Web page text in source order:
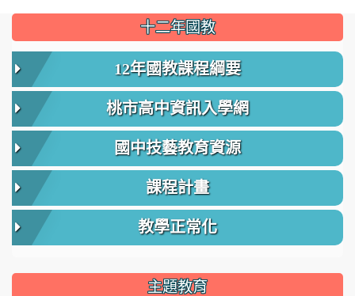
::: 十二年國教
12年國教課程綱要
桃市高中資訊入學網
國中技藝教育資源
課程計畫
教學正常化
主題教育